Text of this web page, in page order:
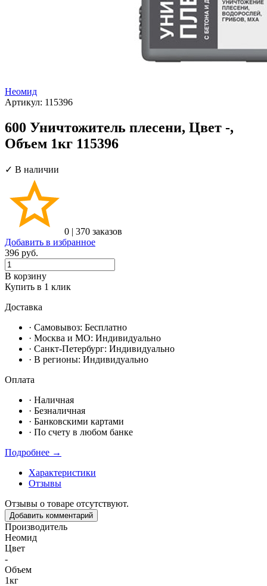
Неомид
Артикул: 115396
600 Уничтожитель плесени, Цвет -,
Объем 1кг 115396
✓ В наличии
0 | 370 заказов
Добавить в избранное
396 руб.
В корзину
Купить в 1 клик
Доставка
· Самовывоз: Бесплатно
· Москвa и МО: Индивидуально
· Санкт-Петербург: Индивидуально
· В регионы: Индивидуально
Оплата
· Наличная
· Безналичная
· Банковскими картами
· По счету в любом банке
Подробнее →
Характеристики
Отзывы
Отзывы о товаре отсутствуют.
Добавить комментарий
Производитель
Неомид
Цвет
-
Объем
1кг